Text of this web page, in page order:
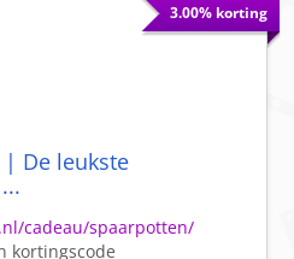
3.00% korting
| De leukste
cadeau/spaarpotten/
kortingscode